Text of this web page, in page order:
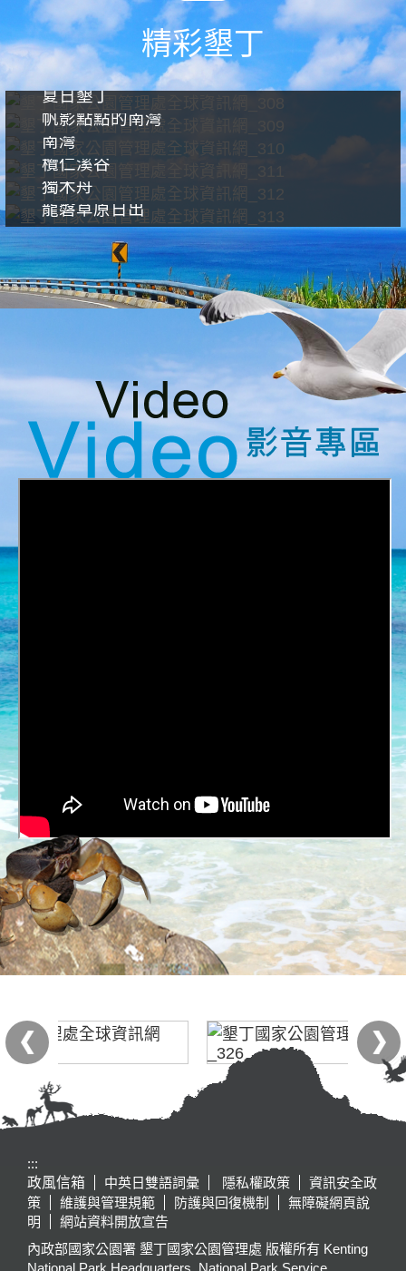
精彩墾丁
夏日墾丁
帆影點點的南灣
南灣
欖仁溪谷
獨木舟
龍磐草原日出
:::
政風信箱
中英日雙語詞彙 隱私權政策
資訊安全政
策
維護與管理規範 防護與回復機制
無障礙網頁說
明
網站資料開放宣告
內政部國家公園署 墾丁國家公園管理處 版權所有 Kenting
National Park Headquarters, National Park Service,